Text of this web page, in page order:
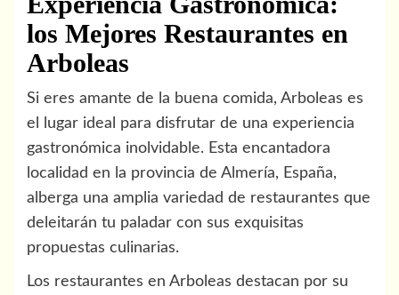
los Mejores Restaurantes en
Arboleas
Si eres amante de la buena comida, Arboleas es
el lugar ideal para disfrutar de una experiencia
gastronómica inolvidable. Esta encantadora
localidad en la provincia de Almería, España,
alberga una amplia variedad de restaurantes que
deleitarán tu paladar con sus exquisitas
propuestas culinarias.
Los restaurantes en Arboleas destacan por su